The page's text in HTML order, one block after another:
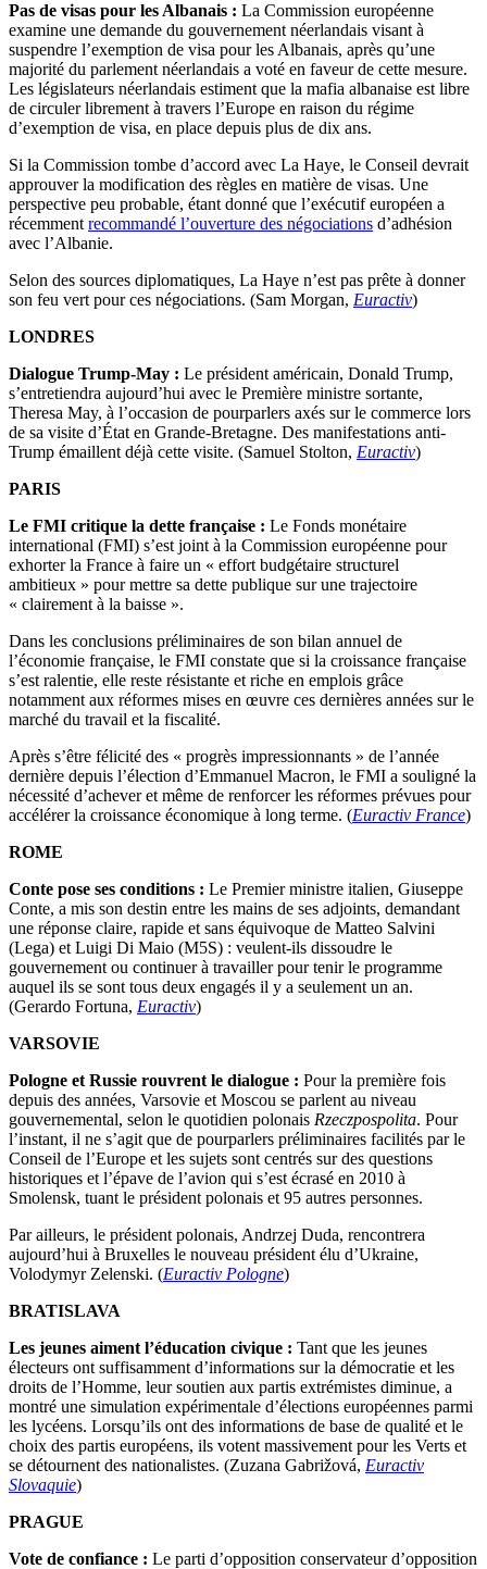
Pas de visas pour les Albanais : La Commission européenne
examine une demande du gouvernement néerlandais visant à
suspendre l’exemption de visa pour les Albanais, après qu’une
majorité du parlement néerlandais a voté en faveur de cette mesure.
Les législateurs néerlandais estiment que la mafia albanaise est libre
de circuler librement à travers l’Europe en raison du régime
d’exemption de visa, en place depuis plus de dix ans.
Si la Commission tombe d’accord avec La Haye, le Conseil devrait
approuver la modification des règles en matière de visas. Une
perspective peu probable, étant donné que l’exécutif européen a
récemment recommandé l’ouverture des négociations d’adhésion
avec l’Albanie.
Selon des sources diplomatiques, La Haye n’est pas prête à donner
son feu vert pour ces négociations. (Sam Morgan, Euractiv)
LONDRES
Dialogue Trump-May : Le président américain, Donald Trump,
s’entretiendra aujourd’hui avec le Première ministre sortante,
Theresa May, à l’occasion de pourparlers axés sur le commerce lors
de sa visite d’État en Grande-Bretagne. Des manifestations anti-
Trump émaillent déjà cette visite. (Samuel Stolton, Euractiv)
PARIS
Le FMI critique la dette française : Le Fonds monétaire
international (FMI) s’est joint à la Commission européenne pour
exhorter la France à faire un « effort budgétaire structurel
ambitieux » pour mettre sa dette publique sur une trajectoire
« clairement à la baisse ».
Dans les conclusions préliminaires de son bilan annuel de
l’économie française, le FMI constate que si la croissance française
s’est ralentie, elle reste résistante et riche en emplois grâce
notamment aux réformes mises en œuvre ces dernières années sur le
marché du travail et la fiscalité.
Après s’être félicité des « progrès impressionnants » de l’année
dernière depuis l’élection d’Emmanuel Macron, le FMI a souligné la
nécessité d’achever et même de renforcer les réformes prévues pour
accélérer la croissance économique à long terme. (Euractiv France)
ROME
Conte pose ses conditions : Le Premier ministre italien, Giuseppe
Conte, a mis son destin entre les mains de ses adjoints, demandant
une réponse claire, rapide et sans équivoque de Matteo Salvini
(Lega) et Luigi Di Maio (M5S) : veulent-ils dissoudre le
gouvernement ou continuer à travailler pour tenir le programme
auquel ils se sont tous deux engagés il y a seulement un an.
(Gerardo Fortuna, Euractiv)
VARSOVIE
Pologne et Russie rouvrent le dialogue : Pour la première fois
depuis des années, Varsovie et Moscou se parlent au niveau
gouvernemental, selon le quotidien polonais Rzeczpospolita. Pour
l’instant, il ne s’agit que de pourparlers préliminaires facilités par le
Conseil de l’Europe et les sujets sont centrés sur des questions
historiques et l’épave de l’avion qui s’est écrasé en 2010 à
Smolensk, tuant le président polonais et 95 autres personnes.
Par ailleurs, le président polonais, Andrzej Duda, rencontrera
aujourd’hui à Bruxelles le nouveau président élu d’Ukraine,
Volodymyr Zelenski. (Euractiv Pologne)
BRATISLAVA
Les jeunes aiment l’éducation civique : Tant que les jeunes
électeurs ont suffisamment d’informations sur la démocratie et les
droits de l’Homme, leur soutien aux partis extrémistes diminue, a
montré une simulation expérimentale d’élections européennes parmi
les lycéens. Lorsqu’ils ont des informations de base de qualité et le
choix des partis européens, ils votent massivement pour les Verts et
se détournent des nationalistes. (Zuzana Gabrižová, Euractiv
Slovaquie)
PRAGUE
Vote de confiance : Le parti d’opposition conservateur d’opposition